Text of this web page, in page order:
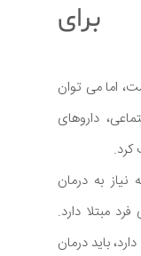
برای
اما می توان
داروهای
کرد.
به درمان
مبتلا دارد.
باید درمان